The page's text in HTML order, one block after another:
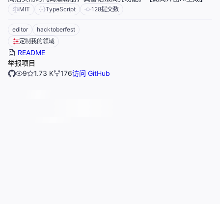
MIT TypeScript 128提交数
editor
hacktoberfest
定制我的领域
README
举报项目
9
1.73 K 176访问 GitHub